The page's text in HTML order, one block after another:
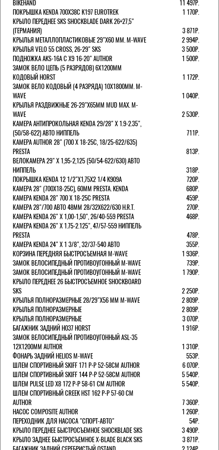
BIKEHAND
11 497Р.
ПОКРЫШКА KENDA 700Х38С K197 EUROTREK
1 170Р.
КРЫЛО ПЕРЕДНЕЕ SKS SHOCKBLADE DARK 26+27,5"
(ГЕРМАНИЯ)
3 871Р.
КРЫЛЬЯ МЕТАЛЛОПЛАСТИКОВЫЕ 29"Х60 ММ. M-WAVE
2 994Р.
КРЫЛЬЯ VELO 55 CROSS, 26-29" SKS
3 500Р.
ПОДНОЖКА AKS-16A C X9 16-20" AUTHOR
1 500Р.
ЗАМОК ВЕЛО ЦЕПЬ (5 РАЗРЯДОВ) 6Х1200ММ
КОДОВЫЙ HORST
1 172Р.
ЗАМОК ВЕЛО КОДОВЫЙ (4 РАЗРЯДА) 10Х1800ММ. M-
WAVE
1 040Р.
КРЫЛЬЯ РАЗДВИЖНЫЕ 26-29"Х65ММ MUD MAX. M-
WAVE
2 530Р.
КАМЕРА АНТИПРОКОЛЬНАЯ KENDA 29/28" Х 1.9-2.35",
(50/58-622) АВТО НИППЕЛЬ
711Р.
КАМЕРА AUTHOR 28" (700 Х 18-25С, 18/25-622/635)
PRESTA
813Р.
ВЕЛОКАМЕРА 29" X 1,95-2,125 (50/54-622/630) АВТО
НИППЕЛЬ
318Р.
ПОКРЫШКА KENDA 12 1/2"Х1,75X2 1/4 K909A
720Р.
КАМЕРА 28" (700Х18-25С), 60ММ PRESTA. KENDA
680Р.
КАМЕРА KENDA 28" 700 Х 18-25С PRESTA
459Р.
КАМЕРА 28"/700 АВТО 48ММ 28/32Х622/630 H.R.T.
270Р.
КАМЕРА KENDA 26" Х 1,00-1,50", 26/40-559 PRESTA
468Р.
КАМЕРА KENDA 26" Х 1.75-2.125", 47/57-559 НИППЕЛЬ
PRESTA
478Р.
КАМЕРА KENDA 24" Х 1 3/8", 32/37-540 АВТО
355Р.
КОРЗИНА ПЕРЕДНЯЯ БЫСТРОСЪЕМНАЯ M-WAVE
1 936Р.
ЗАМОК ВЕЛОСИПЕДНЫЙ ПРОТИВОУГОННЫЙ M-WAVE
739Р.
ЗАМОК ВЕЛОСИПЕДНЫЙ ПРОТИВОУГОННЫЙ M-WAVE
1 790Р.
КРЫЛО ПЕРЕДНЕЕ 26 БЫСТРОСЪЕМНОЕ SHOCKBOARD
SKS
2 250Р.
КРЫЛЬЯ ПОЛНОРАЗМЕРНЫЕ 28/29"Х56 ММ M-WAVE
2 809Р.
КРЫЛЬЯ ПОЛНОРАЗМЕРНЫЕ
2 809Р.
КРЫЛЬЯ ПОЛНОРАЗМЕРНЫЕ
3 070Р.
БАГАЖНИК ЗАДНИЙ H037 HORST
1 916Р.
ЗАМОК ВЕЛОСИПЕДНЫЙ ПРОТИВОУГОННЫЙ ASL-35
12Х1200ММ AUTHOR
1 310Р.
ФОНАРЬ ЗАДНИЙ HELIOS M-WAVE
553Р.
ШЛЕМ СПОРТИВНЫЙ SKIFF 171 Р-Р 52-58СМ AUTHOR
6 070Р.
ШЛЕМ СПОРТИВНЫЙ SKIFF 144 Р-Р 52-58СМ AUTHOR
5 540Р.
ШЛЕМ PULSE LED X8 172 Р-Р 58-61 СМ AUTHOR
5 540Р.
ШЛЕМ СПОРТИВНЫЙ CREEK HST 162 Р-Р 57-60 СМ
AUTHOR
7 360Р.
НАСОС COMPOSITE AUTHOR
1 260Р.
ПЕРЕХОДНИК ДЛЯ НАСОСА "СПОРТ-АВТО"
54Р.
КРЫЛО ПЕРЕДНЕЕ БЫСТРОСЪЕМНОЕ SHOCKBLADE SKS
3 490Р.
КРЫЛО ЗАДНЕЕ БЫСТРОСЪЕМНОЕ X-BLADE BLACK SKS
3 871Р.